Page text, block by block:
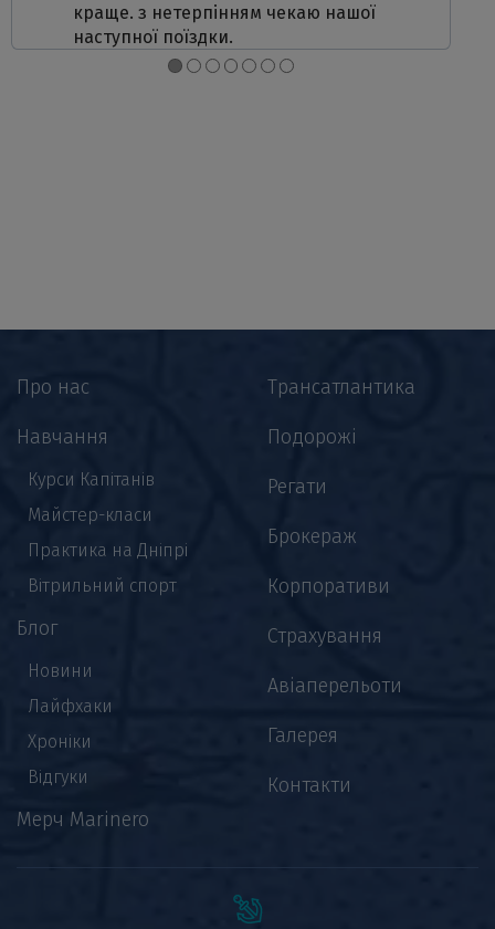
краще. з нетерпінням чекаю нашої
наступної поїздки.
●●●●●●
●
Про нас
Навчання
Курси Капітанів
Майстер-класи
Практика на Дніпрі
Вітрильний спорт
Блог
Новини
Лайфхаки
Хроніки
Відгуки
Мерч Marinero
Трансатлантика
Подорожі
Регати
Брокераж
Корпоративи
Страхування
Авіаперельоти
Галерея
Контакти